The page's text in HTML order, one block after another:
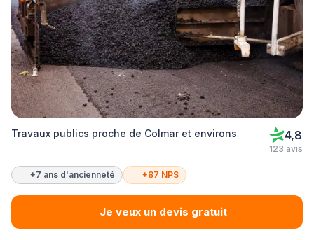
Travaux publics proche de Colmar et environs 4,8
123 avis
+7 ans d'ancienneté +87 NPS
Je veux un devis gratuit